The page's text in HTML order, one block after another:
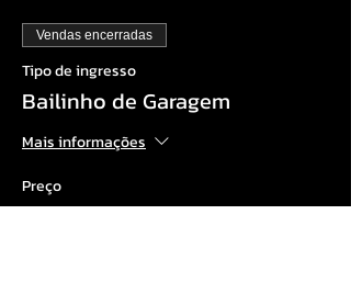
Vendas encerradas
Tipo de ingresso
Bailinho de Garagem
Mais informações
Preço
R$ 30,00